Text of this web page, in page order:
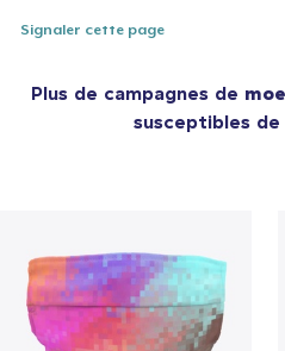
Signaler cette page
Plus de campagnes de
susceptibles